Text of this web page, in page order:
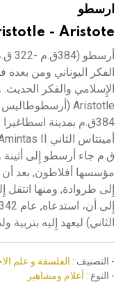
ارسطو
- Aristote
الفكر اليوناني ومن
الإِسلامي والفكر
384ق.م بمدينة
ق.م جاء أرسطو إِلى أثينة
مؤسسها أفلاطون, بعد
إِلى طروادة, ومنها
الثاني) ليعهد إِليه بتربية
- التصنيف : الفلسفة و علم
- النوع : أعلام ومشاهير